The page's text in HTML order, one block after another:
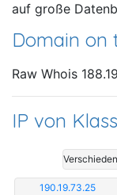
auf große
Domain on
Raw Whois
IP von
190.19.73.25